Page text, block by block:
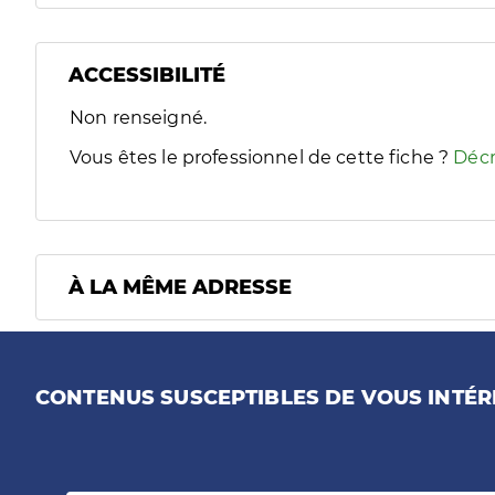
ACCESSIBILITÉ
Filtres
Sélectionnez un ou plusieurs handicaps/besoins
Non renseigné.
Vous êtes le professionnel de cette fiche ?
À LA MÊME ADRESSE
CONTENUS SUSCEPTIBLES DE VOUS